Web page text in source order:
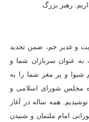
رهبر بزرگ
و غدیر خم، ضمن تجدید
به عنوان سربازان شما و
شیوا و پر مغز شما را به
مجلس شورای اسلامی و
همه ساله در آغاز
امام ملتمان و شنیدن